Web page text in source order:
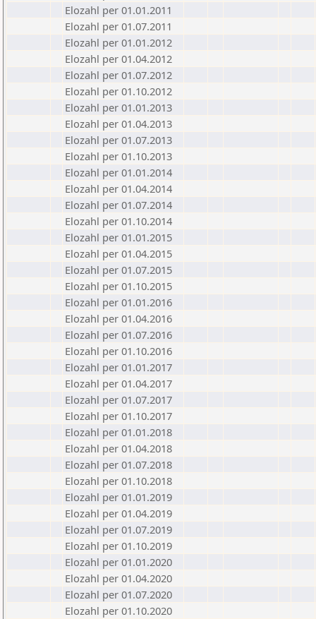
Elozahl per 01.01.2011
Elozahl per 01.07.2011
Elozahl per 01.01.2012
Elozahl per 01.04.2012
Elozahl per 01.07.2012
Elozahl per 01.10.2012
Elozahl per 01.01.2013
Elozahl per 01.04.2013
Elozahl per 01.07.2013
Elozahl per 01.10.2013
Elozahl per 01.01.2014
Elozahl per 01.04.2014
Elozahl per 01.07.2014
Elozahl per 01.10.2014
Elozahl per 01.01.2015
Elozahl per 01.04.2015
Elozahl per 01.07.2015
Elozahl per 01.10.2015
Elozahl per 01.01.2016
Elozahl per 01.04.2016
Elozahl per 01.07.2016
Elozahl per 01.10.2016
Elozahl per 01.01.2017
Elozahl per 01.04.2017
Elozahl per 01.07.2017
Elozahl per 01.10.2017
Elozahl per 01.01.2018
Elozahl per 01.04.2018
Elozahl per 01.07.2018
Elozahl per 01.10.2018
Elozahl per 01.01.2019
Elozahl per 01.04.2019
Elozahl per 01.07.2019
Elozahl per 01.10.2019
Elozahl per 01.01.2020
Elozahl per 01.04.2020
Elozahl per 01.07.2020
Elozahl per 01.10.2020